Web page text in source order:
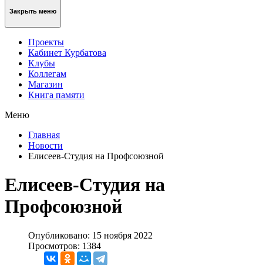
Закрыть меню
Проекты
Кабинет Курбатова
Клубы
Коллегам
Магазин
Книга памяти
Меню
Главная
Новости
Елисеев-Студия на Профсоюзной
Елисеев-Студия на
Профсоюзной
Опубликовано: 15 ноября 2022
Просмотров: 1384